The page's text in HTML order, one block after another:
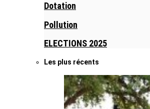
Dotation
Pollution
ELECTIONS 2025
Les plus récents